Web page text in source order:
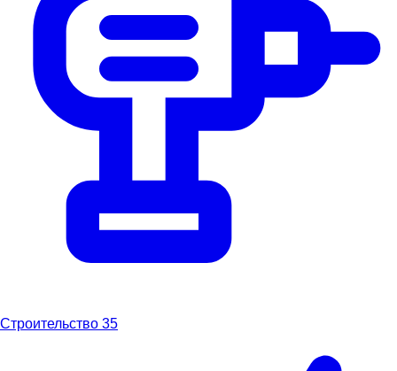
Строительство 35